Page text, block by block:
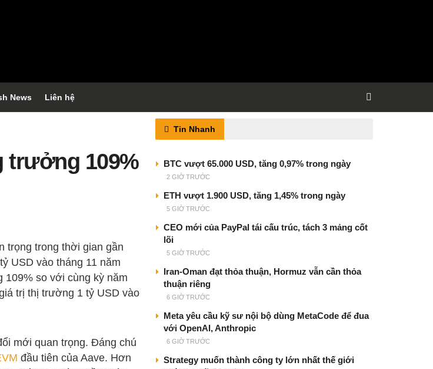
News Liên hệ
trưởng 109%
trọng trong thời gian gần
USD vào tháng 11 năm
109% so với cùng kỳ năm
trị thị trường 1 tỷ USD vào
mới quan trọng. Đáng chú
đầu tiên của Aave. Hơn
Tin Nhanh
BTC vượt 65.000 USD, tăng 0,97% trong ngày
2 GIỜ TRƯỚC
ETH vượt 1.900 USD, tăng 1,45% trong ngày
5 GIỜ TRƯỚC
CEO mới của PayPal tái cấu trúc, tách 3 mảng cốt
lõi
5 GIỜ TRƯỚC
Iran-Oman đạt thỏa thuận, Hormuz vẫn cần thỏa
thuận riêng
6 GIỜ TRƯỚC
Meta yêu cầu kỹ sư nội bộ dùng MetaCode để đua
với OpenAI, Anthropic
6 GIỜ TRƯỚC
Strategy muốn thành công ty lớn nhất thế giới